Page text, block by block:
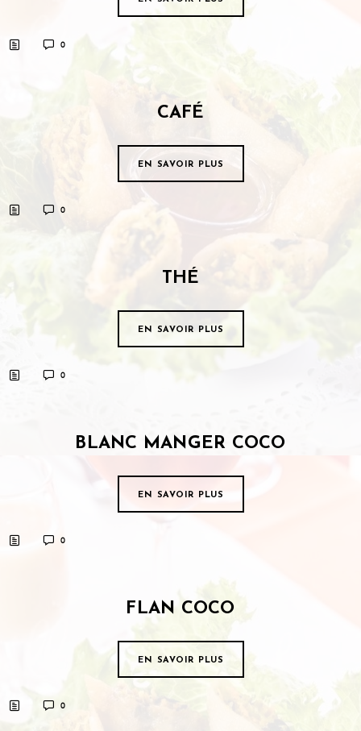
0
CAFÉ
EN SAVOIR PLUS
0
THÉ
EN SAVOIR PLUS
0
BLANC MANGER COCO
EN SAVOIR PLUS
0
FLAN COCO
EN SAVOIR PLUS
0